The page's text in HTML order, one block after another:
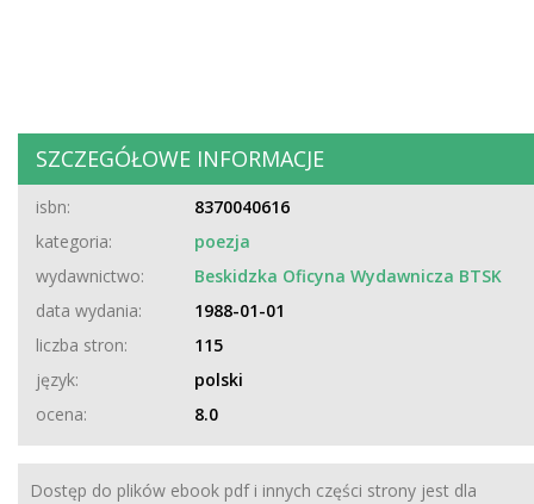
SZCZEGÓŁOWE INFORMACJE
isbn:
8370040616
kategoria:
poezja
wydawnictwo:
Beskidzka Oficyna Wydawnicza BTSK
data wydania:
1988-01-01
liczba stron:
115
język:
polski
ocena:
8.0
Dostęp do plików ebook pdf i innych części strony jest dla